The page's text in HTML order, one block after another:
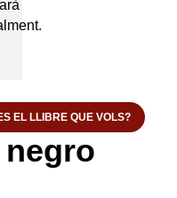
EL LLIBRE QUE VOLS?